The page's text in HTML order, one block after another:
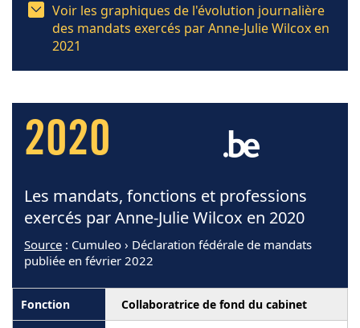
Voir les graphiques de l'évolution journalière
des mandats exercés par Anne-Julie Wilcox en
2021
2020
Les mandats, fonctions et professions
exercés par Anne-Julie Wilcox en 2020
Source : Cumuleo › Déclaration fédérale de mandats
publiée en février 2022
Collaboratrice de fond du cabinet